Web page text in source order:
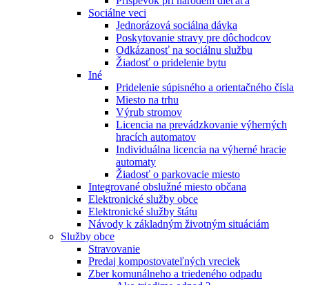
Sociálne veci
Jednorázová sociálna dávka
Poskytovanie stravy pre dôchodcov
Odkázanosť na sociálnu službu
Žiadosť o pridelenie bytu
Iné
Pridelenie súpisného a orientačného čísla
Miesto na trhu
Výrub stromov
Licencia na prevádzkovanie výherných
hracích automatov
Individuálna licencia na výherné hracie
automaty
Žiadosť o parkovacie miesto
Integrované obslužné miesto občana
Elektronické služby obce
Elektronické služby štátu
Návody k základným životným situáciám
Služby obce
Stravovanie
Predaj kompostovateľných vreciek
Zber komunálneho a triedeného odpadu